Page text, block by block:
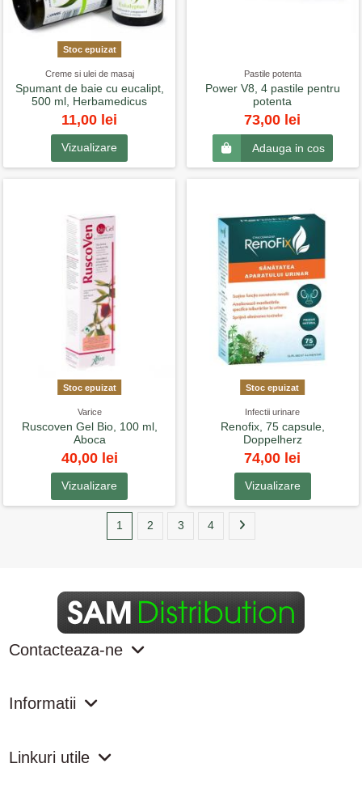
Stoc epuizat
Creme si ulei de masaj
Spumant de baie cu eucalipt,
500 ml, Herbamedicus
11,00 lei
Vizualizare
Pastile potenta
Power V8, 4 pastile pentru
potenta
73,00 lei
Adauga in cos
Stoc epuizat
Varice
Ruscoven Gel Bio, 100 ml,
Aboca
40,00 lei
Vizualizare
Stoc epuizat
Infectii urinare
Renofix, 75 capsule,
Doppelherz
74,00 lei
Vizualizare
1 2 3 4
Contacteaza-ne
Informatii
Linkuri utile